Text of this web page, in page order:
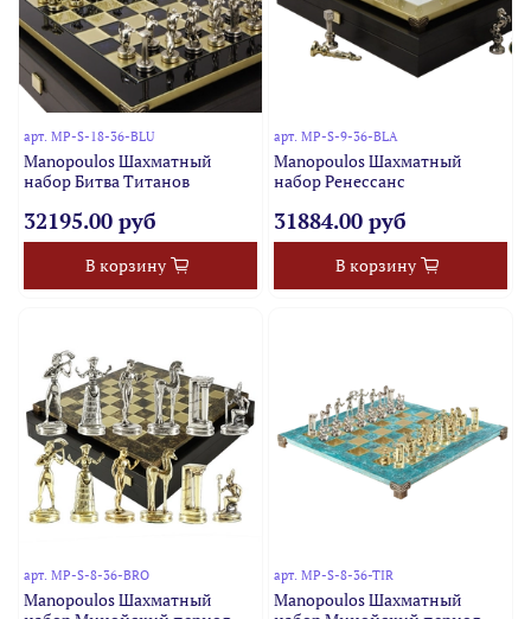
арт.MP-S-18-36-BLU
Manopoulos Шахматный
набор Битва Титанов
32195.00 руб
В корзину
арт. MP-S-9-36-BLA
Manopoulos Шахматный
набор Ренессанс
31884.00 руб
В корзину
арт.MP-S-8-36-BRO
Manopoulos Шахматный
арт. MP-S-8-36-TIR
Manopoulos Шахматный